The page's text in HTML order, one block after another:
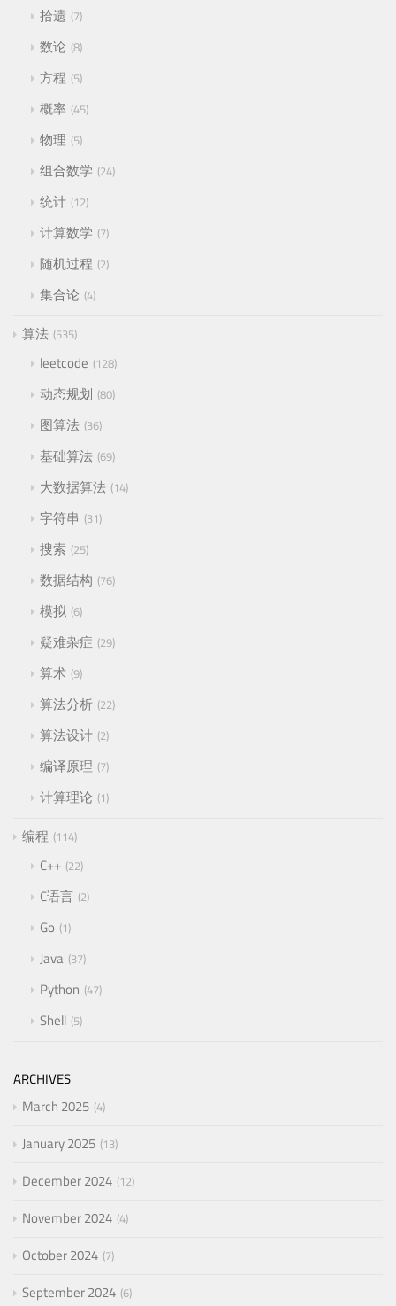
拾遗 7
数论 8
方程 5
概率 45
物理 5
组合数学 24
统计 12
计算数学 7
随机过程 2
集合论 4
算法 535
leetcode 128
动态规划 80
图算法 36
基础算法 69
大数据算法 14
字符串 31
搜索 25
数据结构 76
模拟 6
疑难杂症 29
算术 9
算法分析 22
算法设计 2
编译原理 7
计算理论 1
编程 114
C++ 22
C语言 2
Go 1
Java 37
Python 47
Shell 5
ARCHIVES
March 2025 4
January 2025 13
December 2024 12
November 2024 4
October 2024 7
September 2024 6